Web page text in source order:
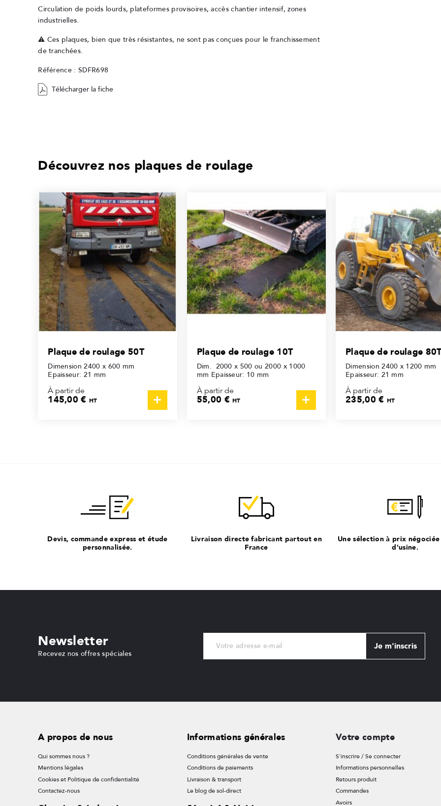
Circulation de poids lourds, plateformes provisoires, accès chantier intensif, zones
industrielles.
⚠️ Ces plaques, bien que très résistantes, ne sont pas conçues pour le franchissement
de tranchées.
Référence : SDFR698
Télécharger la fiche
Découvrez nos plaques de roulage
Plaque de roulage 50T
Dimension 2400 x 600 mm
Epaisseur: 21 mm
À partir de
145,00 €HT
Plaque de roulage 10T
Dim. 2000 x 500 ou 2000 x 1000
mm Epaisseur: 10 mm
À partir de
55,00 €HT
Plaque de roulage
Dimension 2400 x 1200 mm
Epaisseur: 21 mm
À partir de
235,00 € HT
Devis, commande express et étude
personnalisée.
Livraison directe fabricant partout en
France
Une sélection à prix
d'usine.
Newsletter
Recevez nos offres spéciales
Je m'inscris
A propos de nous
Qui sommes nous ?
Mentions légales
Cookies et Politique de confidentialité
Contactez-nous
Informations générales
Conditions générales de vente
Conditions de paiements
Livraison & transport
Le blog de sol-direct
Votre compte
S'inscrire / Se connecter
Informations personnelles
Retours produit
Commandes
Avoirs